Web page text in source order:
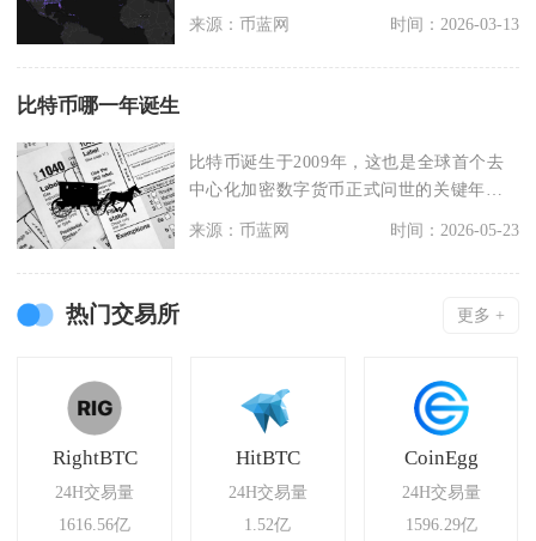
精准赛道叙事把握、
来源：币蓝网 时间：2026-03-13
比特币哪一年诞生
比特币诞生于2009年，这也是全球首个去
中心化加密数字货币正式问世的关键年
来源：币蓝网 时间：2026-05-23
热门交易所 更多 +
RightBTC
24H交易量
1616.56亿
HitBTC
24H交易量
1.52亿
CoinEgg
24H交易量
1596.29亿